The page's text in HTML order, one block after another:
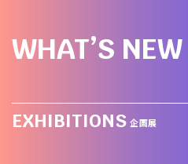
WHAT’S NEW
EXHIBITIONS 企画展